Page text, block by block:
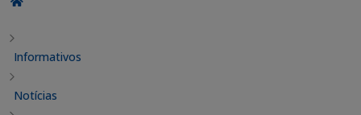
Informativos
Notícias